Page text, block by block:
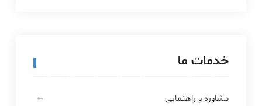
خدمات ما
مشاوره و راهنمایی